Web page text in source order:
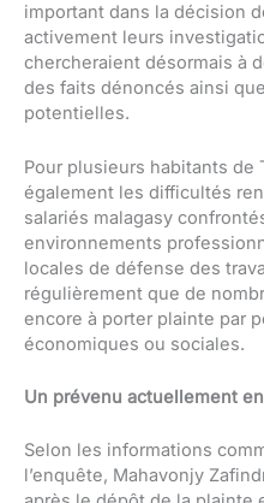
important dans la décision
activement leurs
chercheraient désormais à
des faits dénoncés ainsi
potentielles.
Pour plusieurs habitants de
également les difficultés
salariés malagasy
environnements
locales de défense des
régulièrement que de
encore à porter plainte par
économiques ou sociales.
Un prévenu actuellement
Selon les informations
l’enquête, Mahavonjy